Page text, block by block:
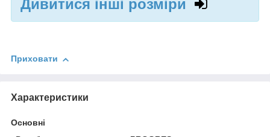
Дивитися інші розміри
Приховати
Характеристики
Основні